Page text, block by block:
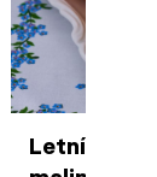
Letní závin